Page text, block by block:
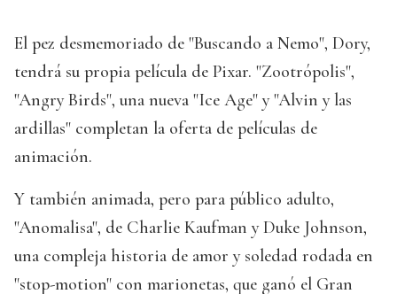
El pez desmemoriado de "Buscando a Nemo", Dory,
tendrá su propia película de Pixar. "Zootrópolis",
"Angry Birds", una nueva "Ice Age" y "Alvin y las
ardillas" completan la oferta de películas de
animación.
Y también animada, pero para público adulto,
"Anomalisa", de Charlie Kaufman y Duke Johnson,
una compleja historia de amor y soledad rodada en
"stop-motion" con marionetas, que ganó el Gran